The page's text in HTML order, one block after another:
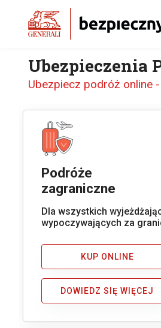
Ubezpieczenia
Ubezpiecz podróż online
Podróże
zagraniczne
Dla wszystkich
wypoczywających za
KUP ONLINE
DOWIEDZ SIĘ WIĘCEJ